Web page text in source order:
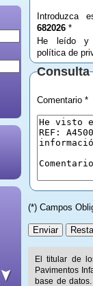
Introduzca
682026 *
He leído y
política de
Consulta
Comentario *
(*) Campos
El titular de
Pavimentos
base de